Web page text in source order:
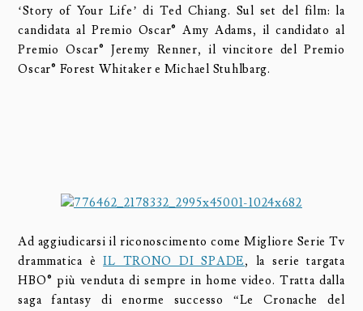
‘Story of Your Life’ di Ted Chiang. Sul set del film: la
candidata al Premio Oscar® Amy Adams, il candidato al
Premio Oscar® Jeremy Renner, il vincitore del Premio
Oscar® Forest Whitaker e Michael Stuhlbarg.
Ad aggiudicarsi il riconoscimento come Migliore Serie Tv
drammatica èIL TRONO DI SPADE, la serie targata
HBO® più venduta di sempre in home video. Tratta dalla
saga fantasy di enorme successo “Le Cronache del